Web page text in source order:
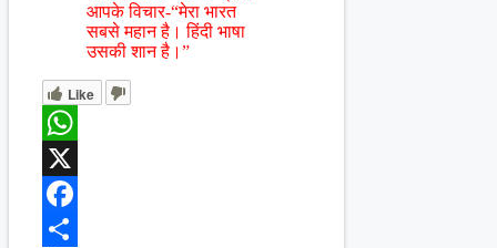
आपके विचार-“मेरा भारत
सबसे महान है। हिंदी भाषा
उसकी शान है।”
Like
WhatsApp
X
Facebook